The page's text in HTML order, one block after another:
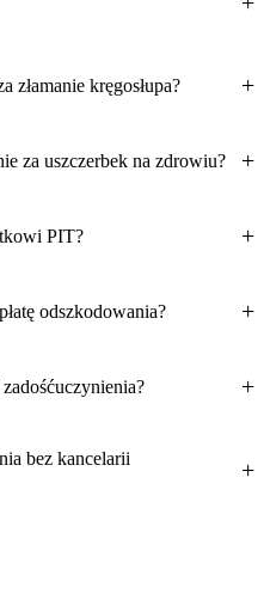
złamanie kręgosłupa?
za uszczerbek na zdrowiu?
PIT?
odszkodowania?
bez kancelarii